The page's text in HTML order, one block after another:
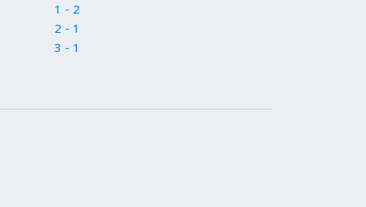
1 - 2
2 - 1
3 - 1